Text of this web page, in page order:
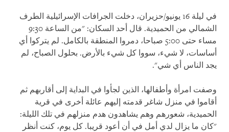
في ليلة 16 يونيو/حزيران، دخلت الجرافات الإسرائيلية الطرف
الشمالي من الحميدية. قال أحد السكان: "من الساعة 9:30
مساء حتى 5:00 صباحا، دمروا المنطقة بالكامل. لم يتركوا أي
أساسات، لا شيء، سووا كل شيء بالأرض. بحلول الصباح، لم
يجد الناس أي شي".
وصفت امرأة وأطفالها، الذين لجأوا في البداية إلى أقاربهم ثم
أقاموا في منزل شاغر قدمته إليهم عائلة أخرى في قرية
الحميدية، شعورهم وهم يشاهدون هدم منزلهم في تلك الليلة:
"كان ما يزال لدي أمل في أن أعود قريبا. كل يوم، كنت أنظر